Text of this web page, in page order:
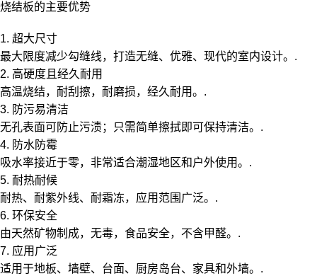
烧结板的主要优势
1. 超大尺寸
最大限度减少勾缝线，打造无缝、优雅、现代的室内设计。.
2. 高硬度且经久耐用
高温烧结，耐刮擦，耐磨损，经久耐用。.
3. 防污易清洁
无孔表面可防止污渍；只需简单擦拭即可保持清洁。.
4. 防水防霉
吸水率接近于零，非常适合潮湿地区和户外使用。.
5. 耐热耐候
耐热、耐紫外线、耐霜冻，应用范围广泛。.
6. 环保安全
由天然矿物制成，无毒，食品安全，不含甲醛。.
7. 应用广泛
适用于地板、墙壁、台面、厨房岛台、家具和外墙。.